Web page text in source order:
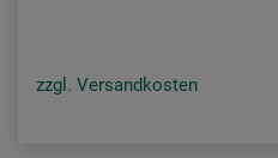
zzgl. Versandkosten